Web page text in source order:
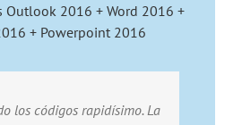
Outlook 2016 + Word 2016 +
+ Powerpoint 2016
los códigos rapidísimo. La